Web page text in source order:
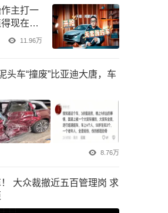
主打一
现在入
11.96万
头车“撞废”比亚迪大唐，车
8.76万
大众裁撤近五百管理岗 求